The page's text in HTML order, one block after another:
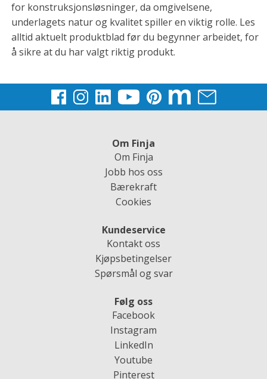
for konstruksjonsløsninger, da omgivelsene,
underlagets natur og kvalitet spiller en viktig rolle. Les
alltid aktuelt produktblad før du begynner arbeidet, for
å sikre at du har valgt riktig produkt.
Om Finja
Om Finja
Jobb hos oss
Bærekraft
Cookies
Kundeservice
Kontakt oss
Kjøpsbetingelser
Spørsmål og svar
Følg oss
Facebook
Instagram
LinkedIn
Youtube
Pinterest